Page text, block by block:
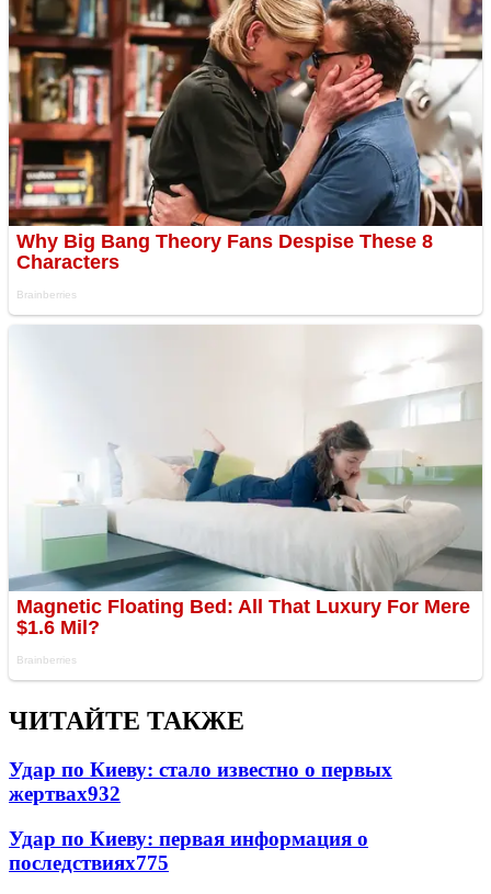
ЧИТАЙТЕ ТАКЖЕ
Удар по Киеву: стало известно о первых
жертвах932
Удар по Киеву: первая информация о
последствиях775